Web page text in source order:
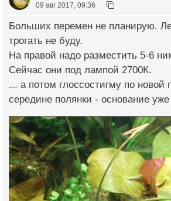
09 авг 2017, 09:36
Больших перемен не планирую.
трогать не буду.
На правой надо разместить 5-6
Сейчас они под лампой 2700К.
... а потом глоссостигму по новой
середине полянки - основание уже